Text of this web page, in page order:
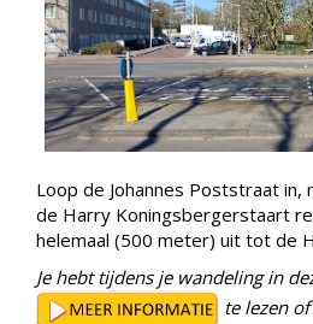
Loop de Johannes Poststraat in,
de Harry Koningsbergerstaart
helemaal (500 meter) uit tot de
Je hebt tijdens je wandeling in
te lezen